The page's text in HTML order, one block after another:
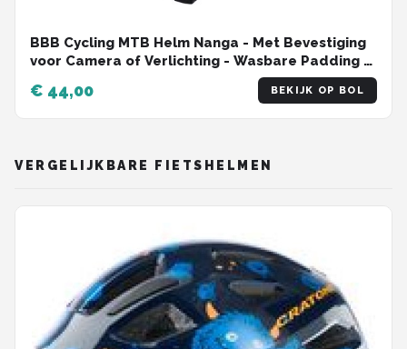
BBB Cycling MTB Helm Nanga - Met Bevestiging
voor Camera of Verlichting - Wasbare Padding -
Fietshelm Volwassenen: Heren & Dames - Mat
Olijf Groen - L - BHE-54
€ 44,00 BEKIJK OP BOL
VERGELIJKBARE FIETSHELMEN